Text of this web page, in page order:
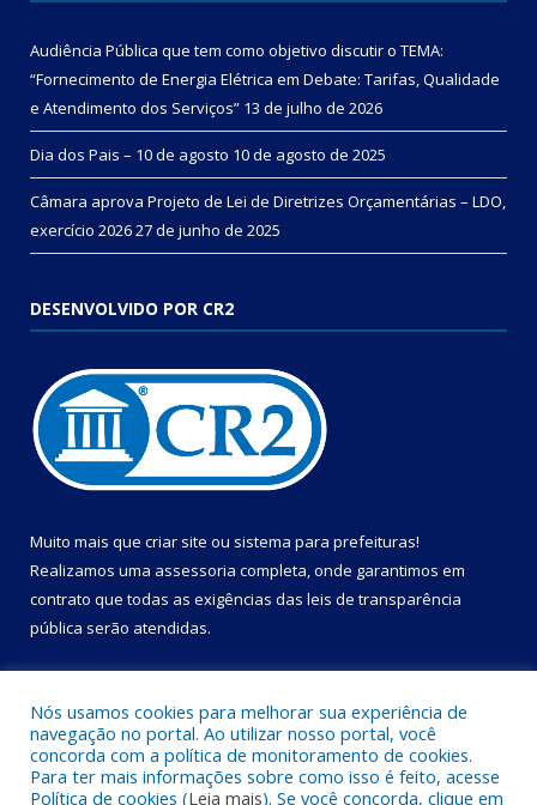
Audiência Pública que tem como objetivo discutir o TEMA:
“Fornecimento de Energia Elétrica em Debate: Tarifas, Qualidade
e Atendimento dos Serviços” 13 de julho de 2026
Dia dos Pais – 10 de agosto 10 de agosto de 2025
Câmara aprova Projeto de Lei de Diretrizes Orçamentárias – LDO,
exercício 202627 de junho de 2025
DESENVOLVIDO POR CR2
Muito mais que criar site ou sistema para prefeituras!
Realizamos uma assessoria completa, onde garantimos em
contrato que todas as exigências das leis de transparência
pública serão atendidas.
Nós usamos cookies para melhorar sua experiência de
navegação no portal. Ao utilizar nosso portal, você
concorda com a política de monitoramento de cookies.
Para ter mais informações sobre como isso é feito, acesse
Política de cookies (Leia mais). Se você concorda, clique em